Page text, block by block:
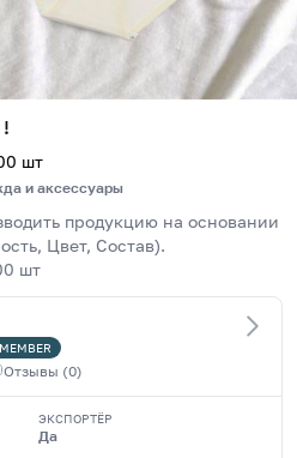
шт
и аксессуары
продукцию на основании
Цвет, Состав).
шт
MEMBER
Отзывы (0)
ЭКСПОРТЁР
Да